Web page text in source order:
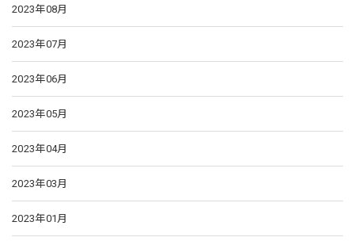
2023年08月
2023年07月
2023年06月
2023年05月
2023年04月
2023年03月
2023年01月